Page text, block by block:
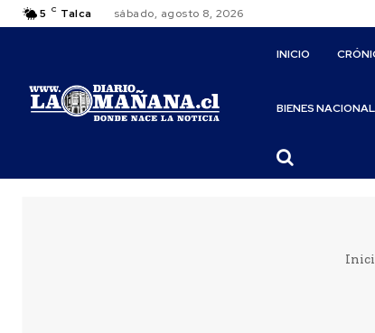
5 C Talca sábado, agosto 8, 2026
INICIO
BIENES